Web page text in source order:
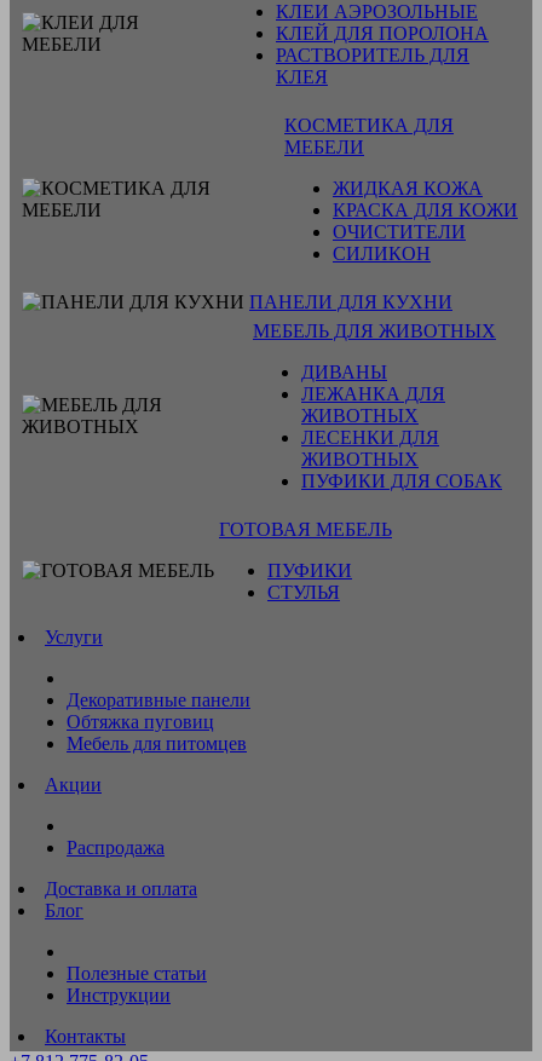
КЛЕИ АЭРОЗОЛЬНЫЕ
КЛЕЙ ДЛЯ ПОРОЛОНА
РАСТВОРИТЕЛЬ ДЛЯ
КЛЕЯ
КОСМЕТИКА ДЛЯ
МЕБЕЛИ
ЖИДКАЯ КОЖА
КРАСКА ДЛЯ КОЖИ
ОЧИСТИТЕЛИ
СИЛИКОН
ПАНЕЛИ ДЛЯ КУХНИ
МЕБЕЛЬ ДЛЯ ЖИВОТНЫХ
ДИВАНЫ
ЛЕЖАНКА ДЛЯ
ЖИВОТНЫХ
ЛЕСЕНКИ ДЛЯ
ЖИВОТНЫХ
ПУФИКИ ДЛЯ СОБАК
ГОТОВАЯ МЕБЕЛЬ
ПУФИКИ
СТУЛЬЯ
Услуги
Декоративные панели
Обтяжка пуговиц
Мебель для питомцев
Акции
Распродажа
Доставка и оплата
Блог
Полезные статьи
Инструкции
Контакты